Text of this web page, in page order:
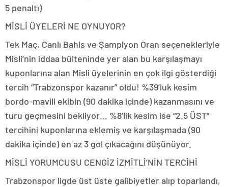
5 penaltı)
MİSLİ ÜYELERİ NE OYNUYOR?
Tek Maç, Canlı Bahis ve Şampiyon Oran seçenekleriyle
Misli’nin iddaa bülteninde yer alan bu karşılaşmayı
kuponlarına alan Misli üyelerinin en çok ilgi gösterdiği
tercih “Trabzonspor kazanır” oldu! %39’luk kesim
bordo-mavili ekibin (90 dakika içinde) kazanmasını ve
turu geçmesini bekliyor… %8’lik kesim ise “2.5 ÜST”
tercihini kuponlarına eklemiş ve karşılaşmada (90
dakika içinde) en az 3 gol çıkacağını düşünüyor.
MİSLİ YORUMCUSU CENGİZ İZMİTLİ’NİN TERCİHİ
Trabzonspor ligde üst üste galibiyetler alıp toparlandı,